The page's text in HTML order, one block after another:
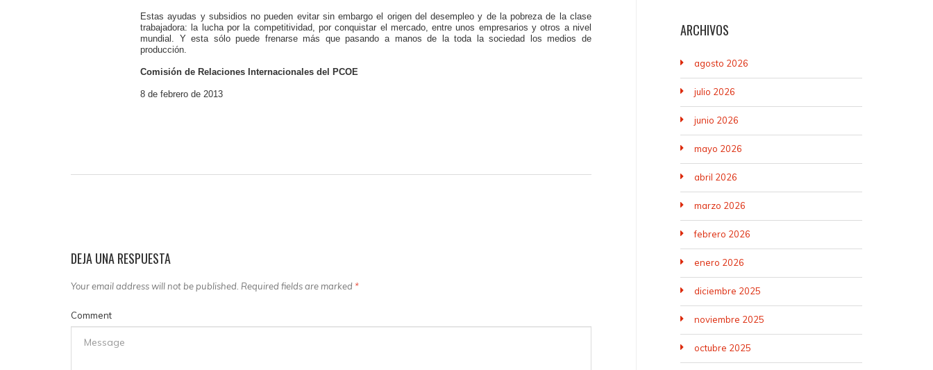
Estas ayudas y subsidios no pueden evitar sin embargo el origen del desempleo y de la pobreza de la clase
trabajadora: la lucha por la competitividad, por conquistar el mercado, entre unos empresarios y otros a nivel
mundial. Y esta sólo puede frenarse más que pasando a manos de la toda la sociedad los medios de
producción.
Comisión de Relaciones Internacionales del PCOE
8 de febrero de 2013
DEJA UNA RESPUESTA
Your email address will not be published. Required fields are marked *
Comment
ARCHIVOS
agosto 2026
julio 2026
junio 2026
mayo 2026
abril 2026
marzo 2026
febrero 2026
enero 2026
diciembre 2025
noviembre 2025
octubre 2025